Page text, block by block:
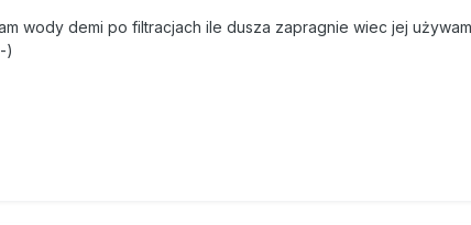
wody demi po filtracjach ile dusza zapragnie wiec jej
)